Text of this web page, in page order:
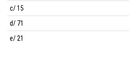
c/ 15
d/ 71
e/ 21